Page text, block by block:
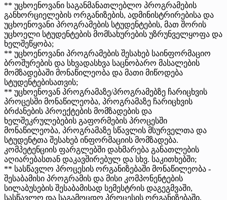
** უცხოენოვანი საგანმანათლებლო პროგრამების
განხორციელების ორგანიზების, ადმინისტრირებისა და
უცხოენოვანი პროგრამების სტუდენტების, მათ შორის
უცხოელი სტუდენტების მომსახურების უზრუნველყოფა და
ხელშეწყობა;
** უცხოენოვანი პროგრამების შესახებ საინფორმაციო
ბროშურების და სხვადასხვა საცნობარო მასალების
მომზადებაში მონაწილეობა და მათი მიწოდება
სტუდენტებისათვის;
** უცხოენოვან პროგრამაზე/პროგრამებზე ჩარიცხვის
პროცესში მონაწილეობა, პროგრამაზე ჩარიცხვის
ბრძანების პროექტების მომზადების და
ხელშეკრულებების გაფორმების პროცესში
მონაწილეობა, პროგრამაზე სწავლის მსურველთა და
სტუდენტთა შესახებ ინფორმაციის მომზადება.
კომპეტენციის ფარგლებში დახმარება განათლების
აღიარებასთან დაკავშირებულ და სხვ. საკითხებში;
** სასწავლო პროცესის ორგანიზებაში მონაწილეობა -
შესაბამისი პროგრამის და მისი კომპონენტების
სილაბუსების შესაბამისად სემესტრის დაგეგმვაში,
სასწავლო და საგამოცდო პროცესის ორგანიზებაში,